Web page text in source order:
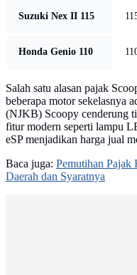
Suzuki Nex II 115
Honda Genio 110
Salah satu alasan pajak
beberapa motor sekelasnya
(NJKB) Scoopy cenderung
fitur modern seperti lampu
eSP menjadikan harga jual
Baca juga: Pemutihan Pajak
Daerah dan Syaratnya